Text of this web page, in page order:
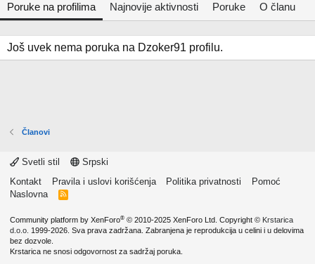
Poruke na profilima Najnovije aktivnosti Poruke O članu
Još uvek nema poruka na Dzoker91 profilu.
Članovi
Svetli stil
Srpski
Kontakt
Pravila i uslovi korišćenja Politika privatnosti
Pomoć
Naslovna
R
Community platform by XenForo® © 2010-2025 XenForo Ltd. Copyright © Krstarica
d.o.o. 1999-2026. Sva prava zadržana. Zabranjena je reprodukcija u celini i u delovima
bez dozvole.
Krstarica ne snosi odgovornost za sadržaj poruka.